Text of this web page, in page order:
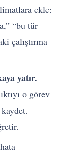
ekle:
“bu tür
çalıştırma
yatır.
o görev